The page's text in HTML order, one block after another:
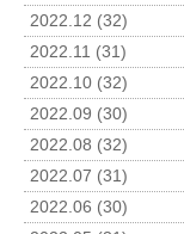
2022.12 (32)
2022.11 (31)
2022.10 (32)
2022.09 (30)
2022.08 (32)
2022.07 (31)
2022.06 (30)